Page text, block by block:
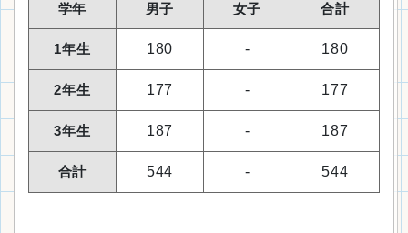
学年 男子 女子 合計
1年生 180 - 180
2年生 177 - 177
3年生 187 - 187
合計 544 - 544